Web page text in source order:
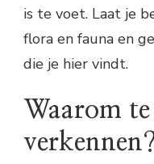
is te voet. Laat je
flora en fauna en
die je hier vindt.
Waarom